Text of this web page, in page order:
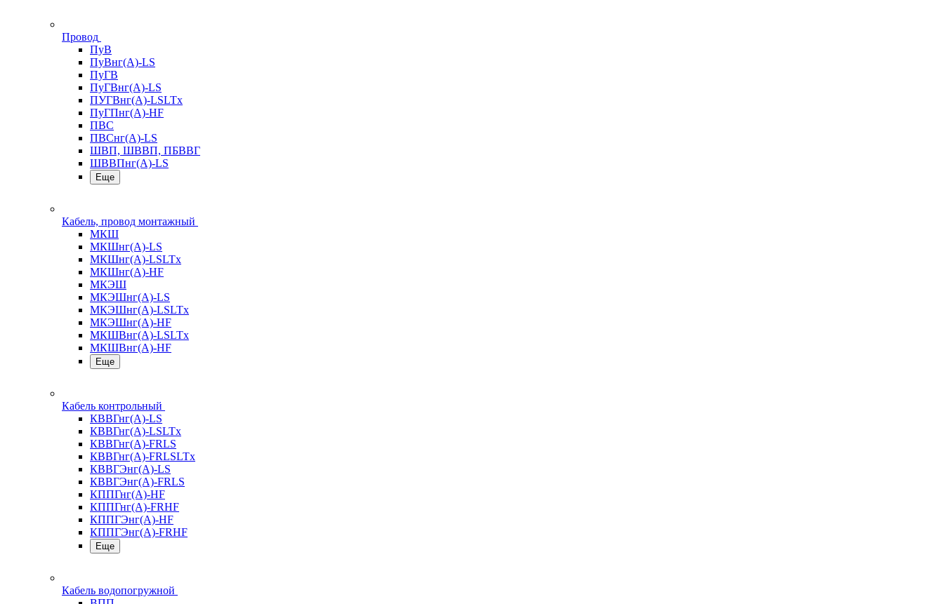
Провод
ПуВ
ПуВнг(А)-LS
ПуГВ
ПуГВнг(А)-LS
ПУГВнг(А)-LSLTx
ПуГПнг(А)-HF
ПВС
ПВСнг(А)-LS
ШВП, ШВВП, ПБВВГ
ШВВПнг(А)-LS
Еще
Кабель, провод монтажный
МКШ
МКШнг(А)-LS
МКШнг(А)-LSLTx
МКШнг(А)-HF
МКЭШ
МКЭШнг(А)-LS
МКЭШнг(А)-LSLTx
МКЭШнг(А)-HF
МКШВнг(A)-LSLTx
МКШВнг(А)-HF
Еще
Кабель контрольный
КВВГнг(А)-LS
КВВГнг(А)-LSLTx
КВВГнг(А)-FRLS
КВВГнг(А)-FRLSLTx
КВВГЭнг(А)-LS
КВВГЭнг(А)-FRLS
КППГнг(А)-HF
КППГнг(А)-FRHF
КППГЭнг(А)-HF
КППГЭнг(А)-FRHF
Еще
Кабель водопогружной